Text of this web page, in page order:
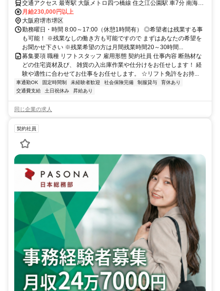
交通アクセス 最寄駅 大阪メトロ四つ橋線 住之江公園駅 車7分 南海本
線 七道駅 車14分 大阪メトロ堺筋線 堺筋本町駅 車15分 住所 大阪府堺
市堺区築港八幡町1-63 堺浜北（南海バス）徒歩8分
月給230,000円以上
大阪府堺市堺区
勤務曜日・時間 8:00～17:00（休憩1時間有） ◎希望者は残業する事
も可能！ ※残業なしの働き方も可能ですので まずはあなたの希望を
お聞かせ下さい ※残業希望の方は月間残業時間20～30時間...
募集要項 職種 リフトスタッフ 雇用形態 契約社員 仕事内容 断熱材な
どの住宅資材及び、 雑貨の入出庫作業や仕分けをお任せします！ 経
験や適性に合わせてお仕事をお任せします。 ☆リフト免許をお持...
車通勤OK 固定時間制 未経験者歓迎 社会保険完備 制服貸与
育休あり
交通費支給
土日祝休み 昇給あり
同じ企業の求人
契約社員